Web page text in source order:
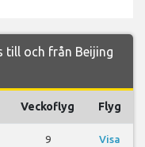
till och från Beijing
Veckoflyg Flyg
9
Visa